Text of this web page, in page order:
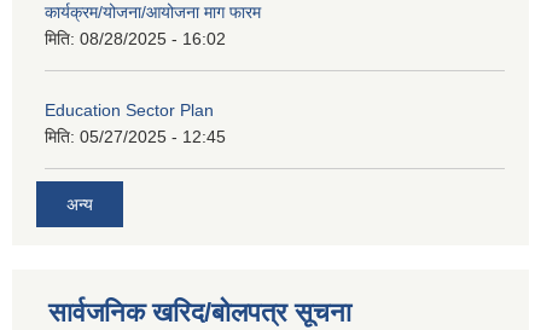
कार्यक्रम/योजना/आयोजना माग फारम
मिति: 08/28/2025 - 16:02
Education Sector Plan
मिति: 05/27/2025 - 12:45
अन्य
सार्वजनिक खरिद/बोलपत्र सूचना